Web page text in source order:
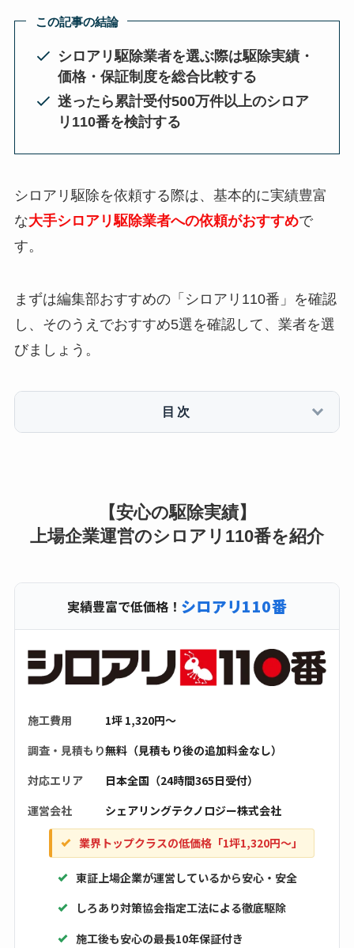
この記事の結論
シロアリ駆除業者を選ぶ際は駆除実績・
価格・保証制度を総合比較する
迷ったら累計受付500万件以上のシロア
リ110番を検討する
シロアリ駆除を依頼する際は、基本的に実績豊富
な大手シロアリ駆除業者への依頼がおすすめで
す。
まずは編集部おすすめの「シロアリ110番」を確認
し、そのうえでおすすめ5選を確認して、業者を選
びましょう。
目次
【安心の駆除実績】
上場企業運営のシロアリ110番を紹介
実績豊富で低価格！ シロアリ110番
施工費用
1坪 1,320円〜
調査・見積もり無料（見積もり後の追加料金なし）
対応エリア
日本全国（24時間365日受付）
運営会社
シェアリングテクノロジー株式会社
業界トップクラスの低価格「1坪1,320円〜」
東証上場企業が運営しているから安心・安全
しろあり対策協会指定工法による徹底駆除
施工後も安心の最長10年保証付き